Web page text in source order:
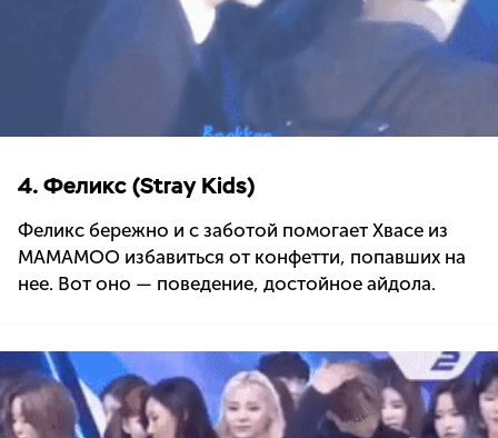
4. Феликс (Stray Kids)
Феликс бережно и с заботой помогает Хвасе из
MAMAMOO избавиться от конфетти, попавших на
нее. Вот оно — поведение, достойное айдола.